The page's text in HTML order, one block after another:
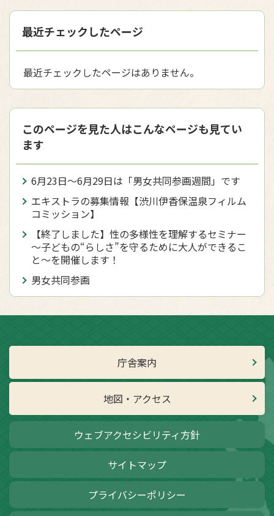
最近チェックしたページ
最近チェックしたページはありません。
このページを見た人はこんなページも見てい
ます
6月23日～6月29日は「男女共同参画週間」です
エキストラの募集情報【渋川伊香保温泉フィルム
コミッション】
【終了しました】性の多様性を理解するセミナー
～子どもの“らしさ”を守るために大人ができるこ
と～を開催します！
男女共同参画
庁舎案内
地図・アクセス
ウェブアクセシビリティ方針
サイトマップ
プライバシーポリシー